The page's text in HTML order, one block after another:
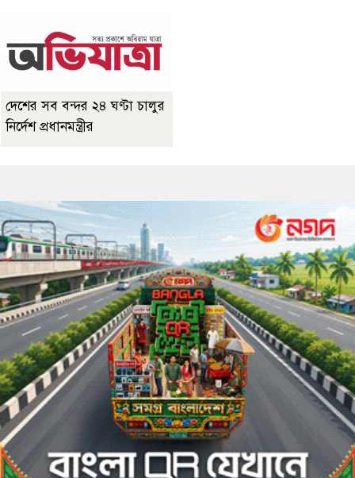
দেশের সব বন্দর ২৪ ঘণ্টা চালুর
নির্দেশ প্রধানমন্ত্রীর